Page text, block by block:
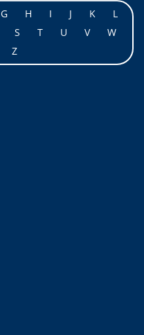
G H I J K
L
S T U V
W
Z